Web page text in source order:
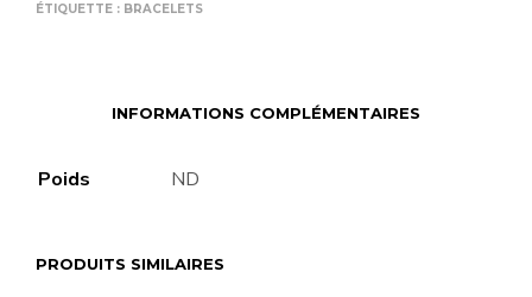
ÉTIQUETTE : BRACELETS
INFORMATIONS COMPLÉMENTAIRES
Poids ND
PRODUITS SIMILAIRES